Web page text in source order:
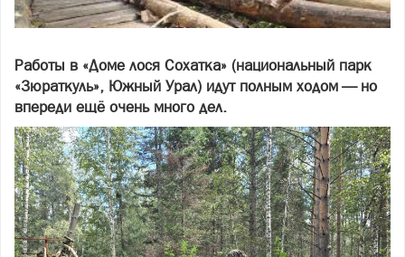
Работы в «Доме лося Сохатка» (национальный парк
«Зюраткуль», Южный Урал) идут полным ходом — но
впереди ещё очень много дел.